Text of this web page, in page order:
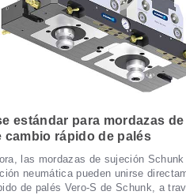
estándar para mordazas
cambio rápido de palés
las mordazas de sujeción
neumática pueden unirse
de palés Vero-S de Schunk, a